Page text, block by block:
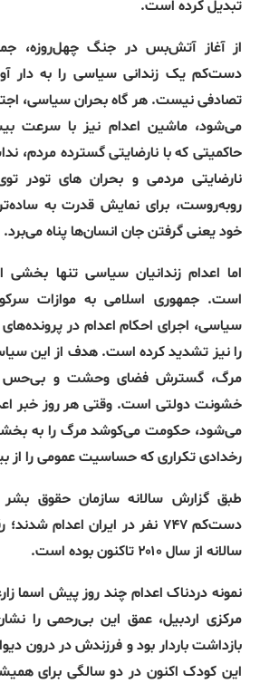
تبدیل کرده است.
از آغاز آتش‌بس در جنگ چهل‌روزه،
دست‌کم یک زندانی سیاسی را به دار
تصادفی نیست.هر گاه بحران سیاسی،
می‌شود، ماشین اعدام نیز با سرعت
حاکمیتی که با نارضایتی گسترده مردم،
نارضایتی مردمی و بحران های تودر
روبه‌روست، برای نمایش قدرت به
خود یعنی گرفتن جان انسان‌ها پناه می‌برد.
اما اعدام زندانیان سیاسی تنها
است.جمهوری اسلامی به موازات
سیاسی، اجرای احکام اعدام در
را نیز تشدید کرده است.هدف از این
مرگ، گسترش فضای وحشت و بی‌حس
خشونت دولتی است. وقتی هر روز خبر
می‌شود، حکومت می‌کوشد مرگ را به بخشی
رخدادی تکراری که حساسیت عمومی را از
دست‌کم ۷۴۷ نفر در ایران اعدام
سالانه از سال ۲۰۱۰ تاکنون بوده است
.
مرکزی اردبیل، عمق این بی‌رحمی را
بازداشت باردار بود و فرزندش در درون
این کودک اکنون در دو سالگی برای